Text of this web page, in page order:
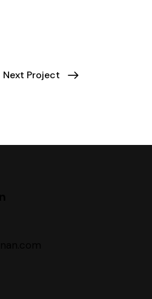
Next Project